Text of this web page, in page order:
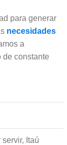
para generar
necesidades
a
de constante
Itaú